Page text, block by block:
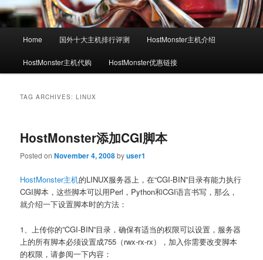
Home 国外十大主机排行评测 HostMonster主机介绍
HostMonster主机代购 HostMonster优惠链接
TAG ARCHIVES:LINUX
HostMonster添加CGI脚本
Posted onNovember 4, 2008byuser1
HostMonster主机的LINUX服务器上，在“CGI-BIN”目录有能力执行
CGI脚本，这些脚本可以用Perl，Python和CGI语言书写，那么，
就介绍一下设置脚本时的方法：
1、上传你的”CGI-BIN”目录，确保有适当的权限可以设置，服务器
上的所有脚本必须设置成755（rwx-rx-rx），加入你需要改变脚本
的权限，请参阅一下内容：